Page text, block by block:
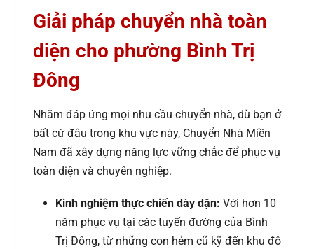
Giải pháp chuyển nhà toàn
diện cho phường Bình Trị
Đông
Nhằm đáp ứng mọi nhu cầu chuyển nhà, dù bạn ở
bất cứ đâu trong khu vực này, Chuyển Nhà Miền
Nam đã xây dựng năng lực vững chắc để phục vụ
toàn diện và chuyên nghiệp.
Kinh nghiệm thực chiến dày dặn: Với hơn 10
năm phục vụ tại các tuyến đường của Bình
Trị Đông, từ những con hẻm cũ kỹ đến khu đô